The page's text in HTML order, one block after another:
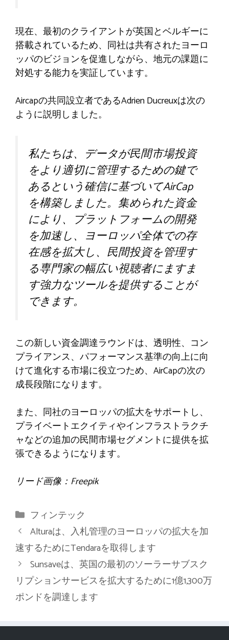
現在、最初のクライアントが英国とベルギーに
搭載されているため、同社は共有されたヨーロ
ッパのビジョンを促進しながら、地元の課題に
対処する能力を実証しています。
Aircapの共同設立者であるAdrien Ducreuxは次の
ように説明しました。
私たちは、データが民間市場投資
をより適切に管理するための鍵で
あるという確信に基づいてAirCap
を構築しました。集められた資金
により、プラットフォームの開発
を加速し、ヨーロッパ全体での存
在感を拡大し、民間投資を管理す
る専門家の幅広い視聴者にますま
す強力なツールを提供することが
できます。
この新しい資金調達ラウンドは、透明性、コン
プライアンス、パフォーマンス基準の向上に向
けて進化する市場に役立つため、AirCapの次の
成長段階になります。
また、同社のヨーロッパの拡大をサポートし、
プライベートエクイティやインフラストラクチ
ャなどの追加の民間市場セグメントに提供を拡
張できるようになります。
リード画像：Freepik
カ
テ
ゴ
リ
ー
フィンテック
Alturaは、入札管理のヨーロッパの拡大を加
速するためにTendaraを取得します
Sunsaveは、英国の最初のソーラーサブスク
リプションサービスを拡大するために1億1,300万
ポンドを調達します